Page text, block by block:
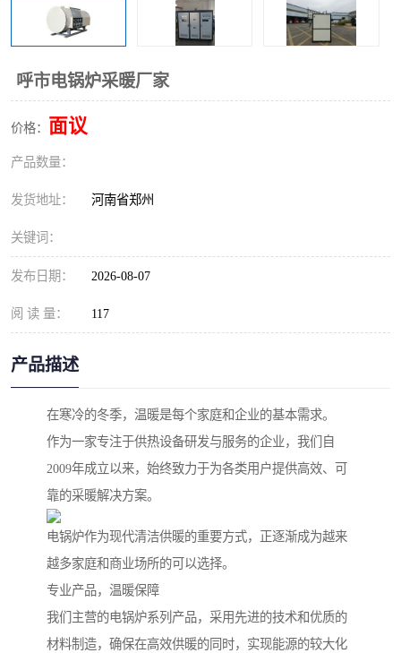
呼市电锅炉采暖厂家
价格： 面议
产品数量：
发货地址： 河南省郑州
关键词：
发布日期： 2026-08-07
阅 读 量： 117
产品描述
在寒冷的冬季，温暖是每个家庭和企业的基本需求。
作为一家专注于供热设备研发与服务的企业，我们自
2009年成立以来，始终致力于为各类用户提供高效、可
靠的采暖解决方案。
电锅炉作为现代清洁供暖的重要方式，正逐渐成为越来
越多家庭和商业场所的可以选择。
专业产品，温暖保障
我们主营的电锅炉系列产品，采用先进的技术和优质的
材料制造，确保在高效供暖的同时，实现能源的较大化